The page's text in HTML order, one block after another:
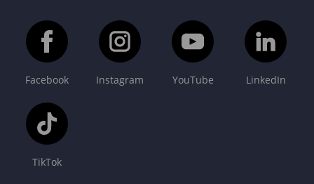
Facebook Instagram YouTube LinkedIn
TikTok